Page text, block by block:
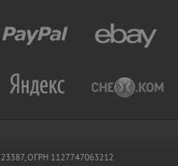
ОГРН 1127747063212